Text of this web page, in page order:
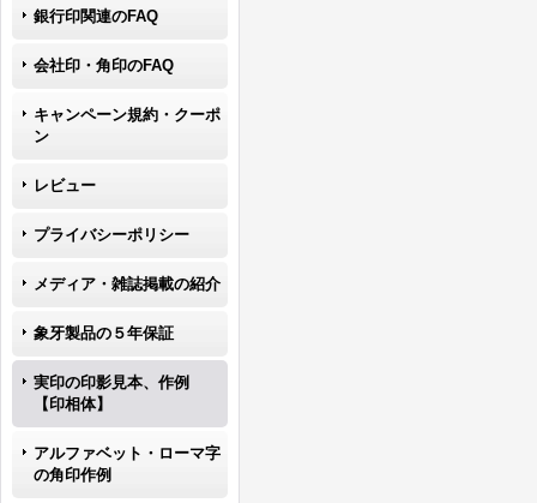
銀行印関連のFAQ
会社印・角印のFAQ
キャンペーン規約・クーポ
ン
レビュー
プライバシーポリシー
メディア・雑誌掲載の紹介
象牙製品の５年保証
実印の印影見本、作例
【印相体】
アルファベット・ローマ字
の角印作例